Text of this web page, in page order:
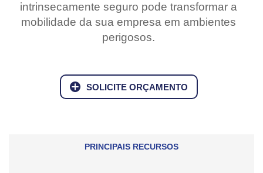
intrinsecamente seguro pode transformar a
mobilidade da sua empresa em ambientes
perigosos.
SOLICITE ORÇAMENTO
PRINCIPAIS RECURSOS